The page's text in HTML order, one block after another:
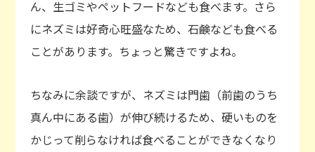
ん、生ゴミやペットフードなども食べます。さら
にネズミは好奇心旺盛なため、石鹸なども食べる
ことがあります。ちょっと驚きですよね。
ちなみに余談ですが、ネズミは門歯（前歯のうち
真ん中にある歯）が伸び続けるため、硬いものを
かじって削らなければ食べることができなくなり